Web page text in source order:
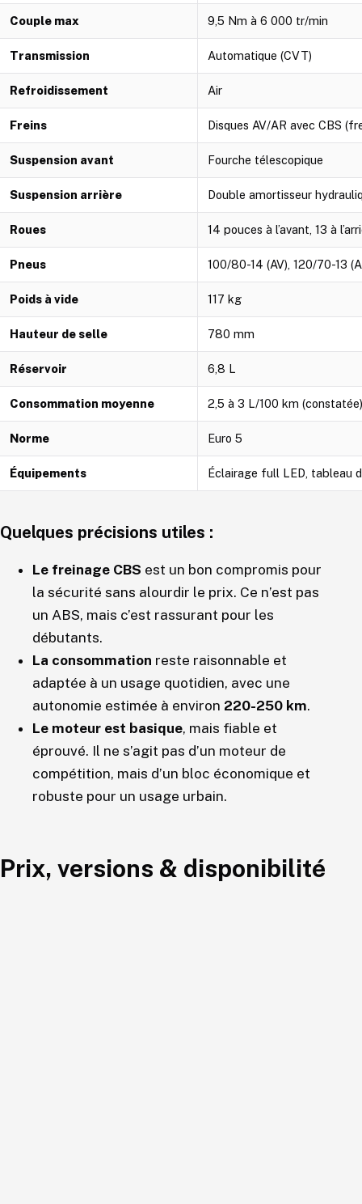
Couple max 9,5 Nm à 6 000 tr/min
Transmission Automatique (CVT)
Refroidissement Air
Freins Disques AV/AR avec CBS
Suspension avant Fourche télescopique
Suspension arrière Double amortisseur
Roues 14 pouces à l’avant, 13 à
Pneus 100/80-14 (AV), 120/70-13
Poids à vide 117 kg
Hauteur de selle 780 mm
Réservoir 6,8 L
Consommation moyenne 2,5 à 3 L/100 km (constatée)
Norme Euro 5
Équipements Éclairage full LED, tableau
Quelques précisions utiles :
Le freinage CBS est un bon compromis pour
la sécurité sans alourdir le prix. Ce n’est pas
un ABS, mais c’est rassurant pour les
débutants.
La consommation reste raisonnable et
adaptée à un usage quotidien, avec une
autonomie estimée à environ 220-250 km.
Le moteur est basique, mais fiable et
éprouvé. Il ne s’agit pas d’un moteur de
compétition, mais d’un bloc économique et
robuste pour un usage urbain.
Prix, versions & disponibilité